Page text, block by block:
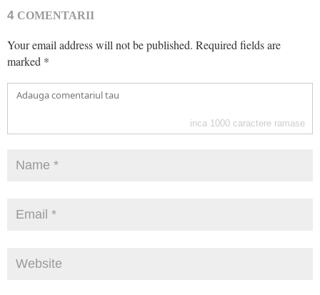
4 COMENTARII
Your email address will not be published. Required fields are
marked *
inca 1000 caractere ramase